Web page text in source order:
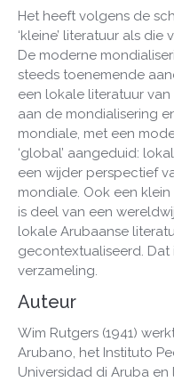
Het heeft volgens de
‘kleine’ literatuur als
De moderne
steeds toenemende
een lokale literatuur
aan de mondialisering
mondiale, met een
‘global’ aangeduid:
een wijder perspectief
mondiale. Ook een
is deel van een
lokale Arubaanse
gecontextualiseerd.
verzameling.
Auteur
Wim Rutgers (1941)
Arubano, het Instituto
Universidad di Aruba